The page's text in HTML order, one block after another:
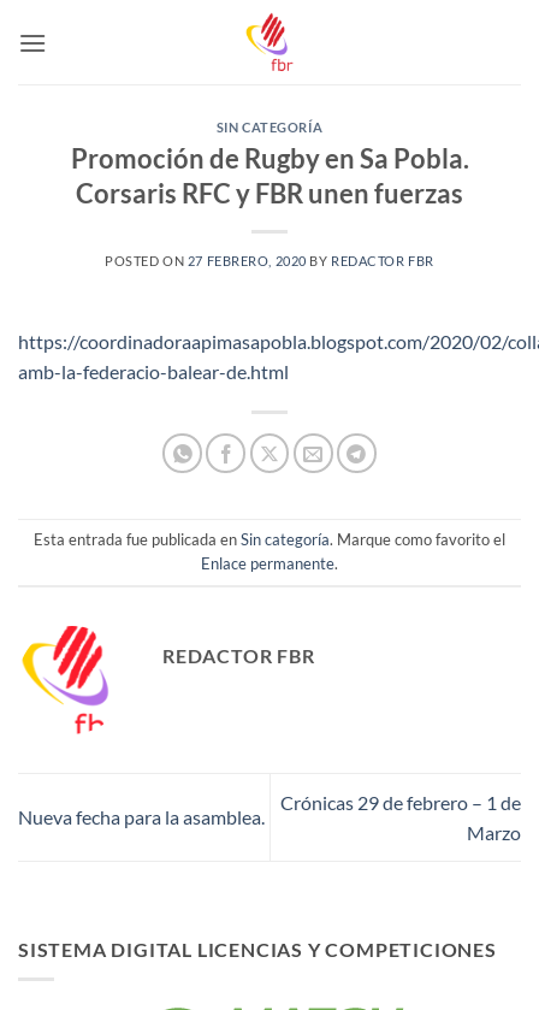
SIN CATEGORÍA
Promoción de Rugby en Sa Pobla.
Corsaris RFC y FBR unen fuerzas
POSTED ON 27 FEBRERO, 2020 BY REDACTOR FBR
https://coordinadoraapimasapobla.blogspot.com/2020/02/
amb-la-federacio-balear-de.html
Esta entrada fue publicada enSin categoría. Marque como favorito el
Enlace permanente.
REDACTOR FBR
Nueva fecha para la asamblea.
Crónicas 29 de febrero – 1 de
Marzo
SISTEMA DIGITAL LICENCIAS Y COMPETICIONES